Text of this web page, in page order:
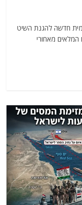
חדשה להגנת השיט
מאחורי